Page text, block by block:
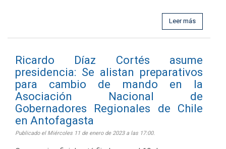
Leer más
Ricardo Díaz Cortés asume
presidencia: Se alistan preparativos
para cambio de mando en la
Asociación Nacional de
Gobernadores Regionales de Chile
en Antofagasta
Publicado el Miércoles 11 de enero de 2023 a las 17:00.